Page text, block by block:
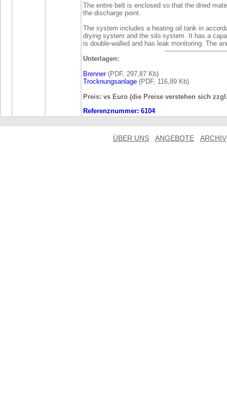
The entire belt is enclosed so that the dried
the discharge point.
The system includes a heating oil tank in
drying system and the silo system. It has a
is double-walled and has leak monitoring. The
Unterlagen:
Brenner(PDF, 297,87 Kb)
Trocknungsanlage (PDF, 116,89 Kb)
Preis: vs Euro (die Preise verstehen sich
Referenznummer: 6104
ÜBER UNS ANGEBOTE ARCHIV